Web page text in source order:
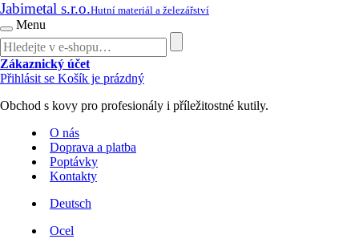
Jabimetal s.r.o.Hutní materiál a železářství
Menu
Zákaznický účet
Přihlásit se Košík je prázdný
Obchod s kovy pro profesionály i příležitostné kutily.
O nás
Doprava a platba
Poptávky
Kontakty
Deutsch
Ocel